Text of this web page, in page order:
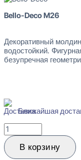
Bello-Deco M26
Декоративный
водостойкий.
безупречная
Ближайшая
Количество
товара
Bello-
Deco
В корзину